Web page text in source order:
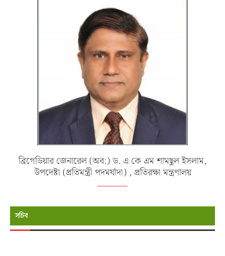
ব্রিগেডিয়ার জেনারেল (অব:) ড. এ কে এম শামছুল ইসলাম,
উপদেষ্টা (প্রতিমন্ত্রী পদমর্যাদা) , প্রতিরক্ষা মন্ত্রণালয়
সচিব